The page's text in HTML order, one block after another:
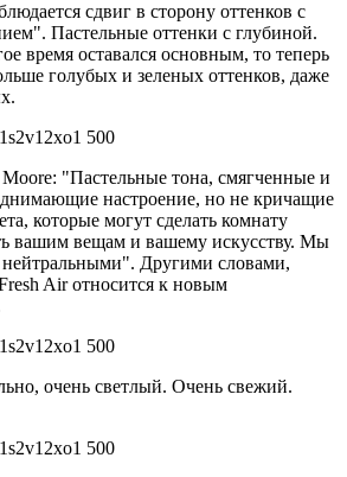
сдвиг в сторону оттенков с
Пастельные оттенки с глубиной.
время оставался основным, то теперь
голубых и зеленых оттенков, даже
"Пастельные тона, смягченные и
настроение, но не кричащие
которые могут сделать комнату
вашим вещам и вашему искусству. Мы
Другими словами,
Air относится к новым
очень светлый. Очень свежий.